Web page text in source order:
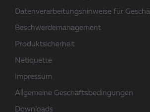
Datenverarbeitungshinweise für
Beschwerdemanagement
Produktsicherheit
Netiquette
Impressum
Allgemeine Geschäftsbedingungen
Downloads